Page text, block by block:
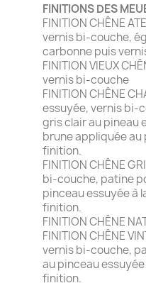
FINITIONS DES
FINITION CHÊNE
vernis bi-couche,
carbonne puis
FINITION VIEUX
vernis bi-couche
FINITION CHÊNE
essuyée, vernis bi-
gris clair au pineau
brune appliquée
finition.
FINITION CHÊNE
bi-couche, patine
pinceau essuyée à
finition.
FINITION CHÊNE
FINITION CHÊNE
vernis bi-couche,
au pinceau
finition.